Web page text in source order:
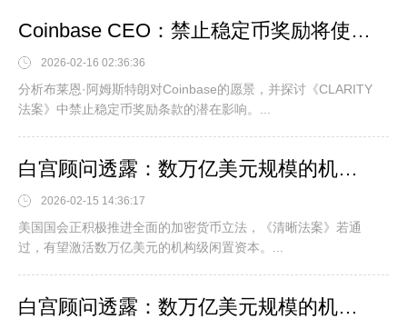
Coinbase CEO：禁止稳定币奖励将使交易所"更具盈利性"。
2026-02-16 02:36:36
分析布莱恩·阿姆斯特朗对Coinbase的愿景，并探讨《CLARITY
法案》中禁止稳定币奖励条款的潜在影响。...
白宫顾问透露：数万亿美元规模的机构资本蓄势待发，即将大规模布局数字资产赛道。
2026-02-15 14:36:17
美国国会正积极推进全面的加密货币立法，《清晰法案》若通
过，有望激活数万亿美元的机构级闲置资本。...
白宫顾问透露：数万亿美元规模的机构资本蓄势待发，即将大规模布局数字资产赛道。